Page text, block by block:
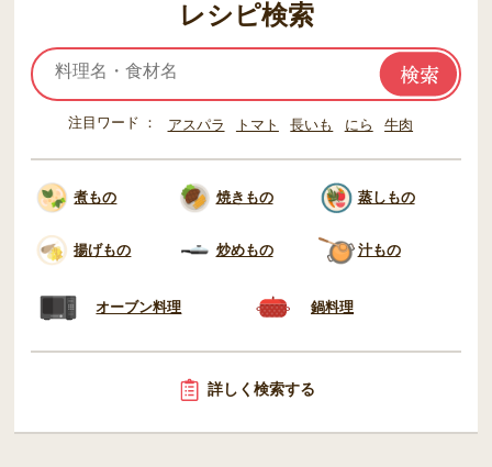
レシピ検索
注目ワード アスパラ トマト 長いも にら 牛肉
煮もの 焼きもの 蒸しもの
揚げもの 炒めもの 汁もの
オーブン料理 鍋料理
詳しく検索する